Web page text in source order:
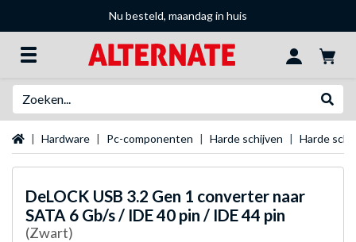
Nu besteld, maandag in huis
Startpagina
Hardware Pc-componenten Harde schijven Harde
DeLOCK USB 3.2 Gen 1 converter naar
SATA 6 Gb/s / IDE 40 pin / IDE 44 pin
(Zwart)